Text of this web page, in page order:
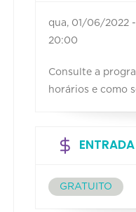
qua, 01/06/2022
20:00
Consulte a
horários e como
ENTRADA
GRATUITO